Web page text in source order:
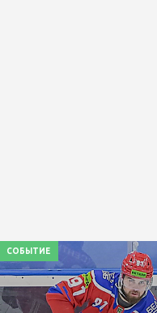
СОБЫТИЕ